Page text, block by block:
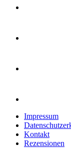
Impressum
Kontakt
Rezensionen